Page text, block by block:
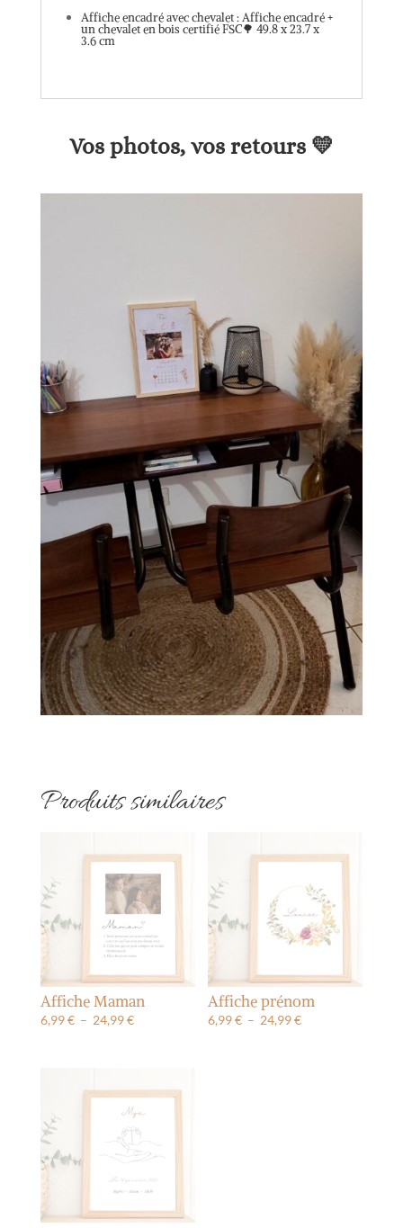
Affiche encadré avec chevalet : Affiche encadré +
un chevalet en bois certifié FSC🌳 49.8 x 23.7 x
3.6 cm
Vos photos, vos retours 💛
Produits similaires
Affiche Maman
6,99€ – 24,99€Plage
à
24,99 €
Affiche prénom
6,99€ – 24,99€Plage